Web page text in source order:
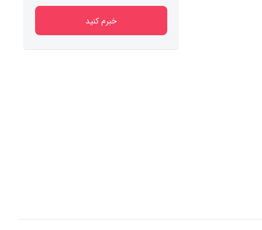
خبرم کنید